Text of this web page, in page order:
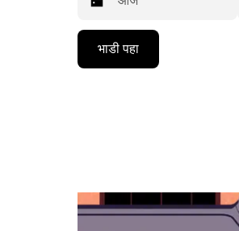
Press
down
a
भाडी पहा